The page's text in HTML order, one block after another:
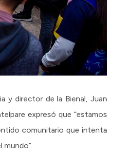
y director de la Bienal, Juan
expresó que “estamos
comunitario que intenta